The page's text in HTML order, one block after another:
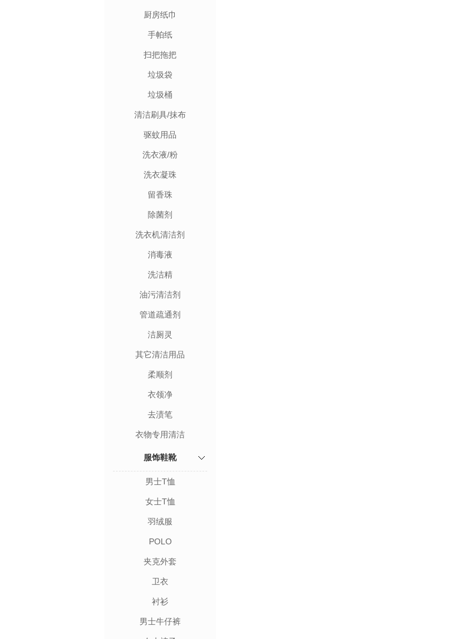
厨房纸巾
手帕纸
扫把拖把
垃圾袋
垃圾桶
清洁刷具/抹布
驱蚊用品
洗衣液/粉
洗衣凝珠
留香珠
除菌剂
洗衣机清洁剂
消毒液
洗洁精
油污清洁剂
管道疏通剂
洁厕灵
其它清洁用品
柔顺剂
衣领净
去渍笔
衣物专用清洁
服饰鞋靴
男士T恤
女士T恤
羽绒服
POLO
夹克外套
卫衣
衬衫
男士牛仔裤